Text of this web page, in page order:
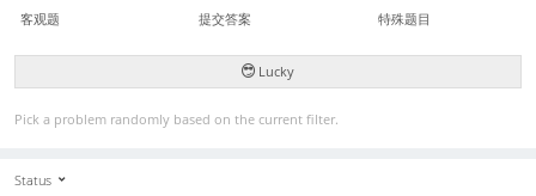
客观题
提交答案 特殊题目
Lucky
Pick a problem randomly based on the current filter.
Status